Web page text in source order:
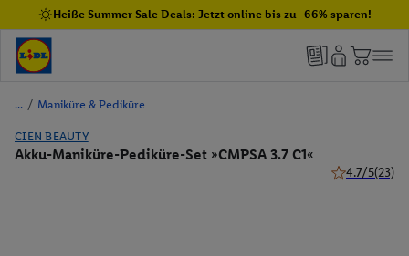
Heiße Summer Sale Deals: Jetzt online bis zu -66% sparen!
/ Maniküre & Pediküre
CIEN BEAUTY
Akku-Maniküre-Pediküre-Set »CMPSA 3.7 C1«
4.7/5(23)